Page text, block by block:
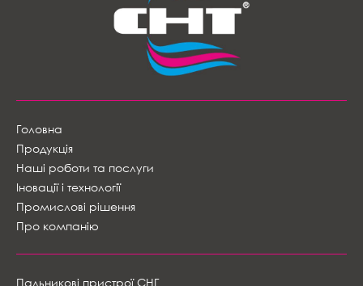
Головна
Продукція
Наші роботи та послуги
Іновації і технології
Промислові рішення
Про компанію
Пальникові пристрої СНГ